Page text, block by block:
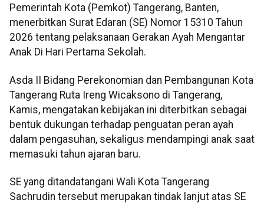
Pemerintah Kota (Pemkot) Tangerang, Banten,
menerbitkan Surat Edaran (SE) Nomor 15310 Tahun
2026 tentang pelaksanaan Gerakan Ayah Mengantar
Anak Di Hari Pertama Sekolah.
Asda II Bidang Perekonomian dan Pembangunan Kota
Tangerang Ruta Ireng Wicaksono di Tangerang,
Kamis, mengatakan kebijakan ini diterbitkan sebagai
bentuk dukungan terhadap penguatan peran ayah
dalam pengasuhan, sekaligus mendampingi anak saat
memasuki tahun ajaran baru.
SE yang ditandatangani Wali Kota Tangerang
Sachrudin tersebut merupakan tindak lanjut atas SE